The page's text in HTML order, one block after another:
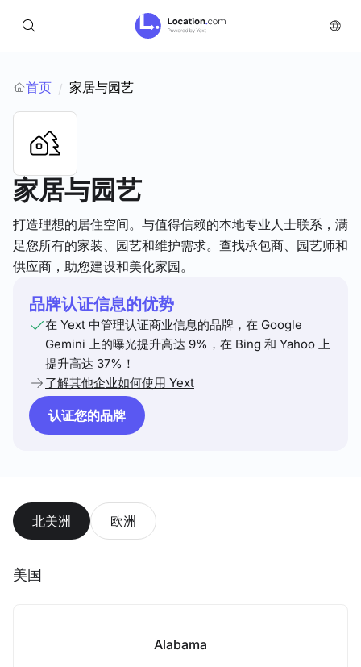
首页 / 家居与园艺
家居与园艺
打造理想的居住空间。与值得信赖的本地专业人士联系，满
足您所有的家装、园艺和维护需求。查找承包商、园艺师和
供应商，助您建设和美化家园。
品牌认证信息的优势
在 Yext 中管理认证商业信息的品牌，在 Google
Gemini 上的曝光提升高达 9%，在 Bing 和 Yahoo 上
提升高达 37%！
了解其他企业如何使用 Yext
认证您的品牌
北美洲 欧洲
美国
Alabama